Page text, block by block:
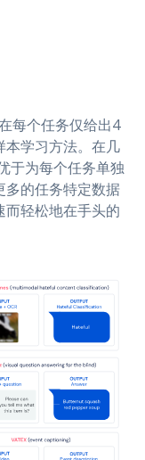
每个任务仅给出4
本学习方法。在几
于为每个任务单独
多的任务特定数据
而轻松地在手头的